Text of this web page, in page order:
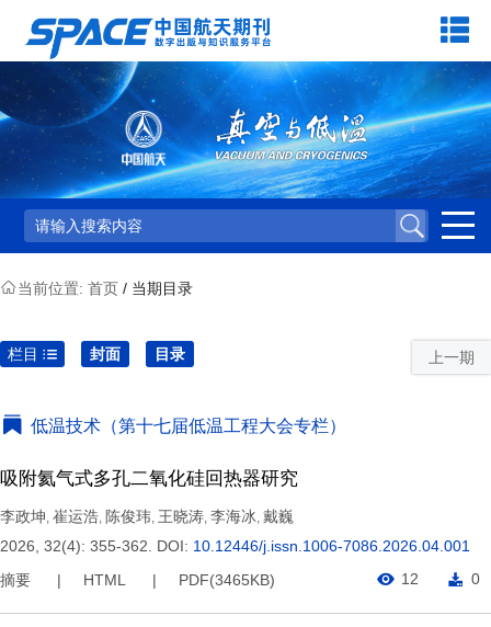
当前位置: 首页 / 当期目录
上一期
栏目 封面 目录
低温技术（第十七届低温工程大会专栏）
吸附氦气式多孔二氧化硅回热器研究
李政坤, 崔运浩, 陈俊玮, 王晓涛, 李海冰, 戴巍
2026, 32(4): 355-362.
DOI: 10.12446/j.issn.1006-7086.2026.04.001
摘要
HTML PDF(3465KB) 12 0